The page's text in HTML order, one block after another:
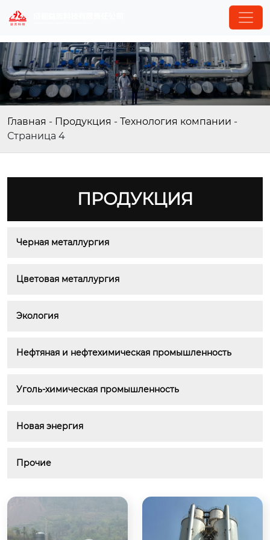
Главная - Продукция - Технология компании -
Страница 4
ПРОДУКЦИЯ
Черная металлургия
Цветовая металлургия
Экология
Нефтяная и нефтехимическая промышленность
Уголь-химическая промышленность
Новая энергия
Прочие